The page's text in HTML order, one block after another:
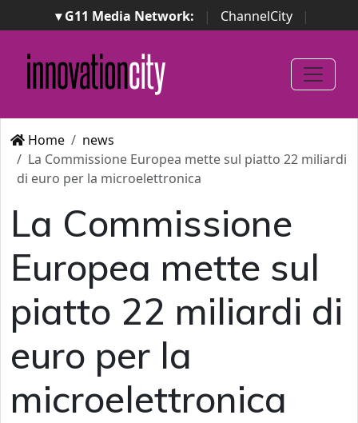
▾ G11 Media Network: | ChannelCity
|
ImpresaCity | SecurityOpenLab | Italian Channel
Awards
Italian Project Awards
Italian Security
Awards
Home
news
La Commissione Europea mette sul piatto 22 miliardi
di euro per la microelettronica
La Commissione
Europea mette sul
piatto 22 miliardi di
euro per la
microelettronica